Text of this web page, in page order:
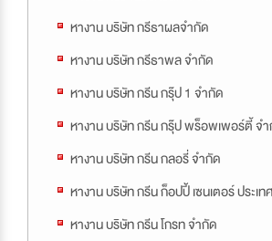
หางาน บริษัท กรีธาผลจำกัด
หางาน บริษัท กรีธาพล จำกัด
หางาน บริษัท กรีน กรุ๊ป 1 จำกัด
หางาน บริษัท กรีน กรุ๊ป พร็อพเพอร์ตี้ จ
หางาน บริษัท กรีน กลอรี่ จำกัด
หางาน บริษัท กรีน ก็อปปี้ เซนเตอร์ ประเ
หางาน บริษัท กรีน โกรท จำกัด